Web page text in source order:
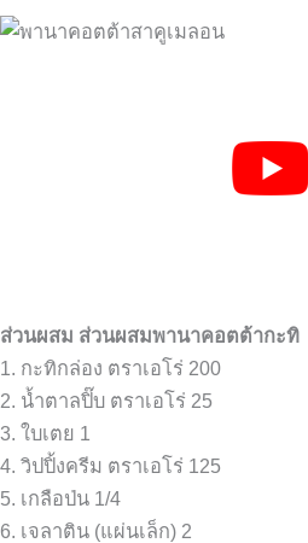
ส่วนผสม ส่วนผสมพานาคอตต้ากะทิ
1. กะทิกล่อง ตราเอโร่ 200
2. น้ำตาลปิ๊บ ตราเอโร่ 25
3. ใบเตย 1
4. วิปปิ้งครีม ตราเอโร่ 125
5. เกลือป่น 1/4
6. เจลาติน (แผ่นเล็ก) 2